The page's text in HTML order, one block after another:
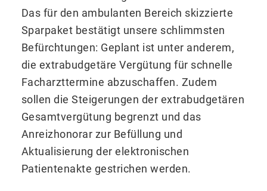
Das für den ambulanten Bereich skizzierte
Sparpaket bestätigt unsere schlimmsten
Befürchtungen: Geplant ist unter anderem,
die extrabudgetäre Vergütung für schnelle
Facharzttermine abzuschaffen. Zudem
sollen die Steigerungen der extrabudgetären
Gesamtvergütung begrenzt und das
Anreizhonorar zur Befüllung und
Aktualisierung der elektronischen
Patientenakte gestrichen werden.